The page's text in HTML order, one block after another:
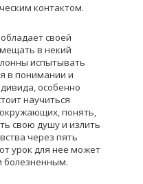
контактом.
своей
в некий
испытывать
в понимании и
особенно
научиться
понять,
свою душу и излить
через пять
урок для нее может
болезненным.